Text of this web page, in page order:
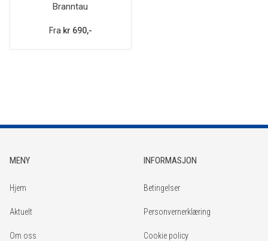
Branntau
Fra kr 690,-
MENY
Hjem
Aktuelt
Om oss
INFORMASJON
Betingelser
Personvernerklæring
Cookie policy